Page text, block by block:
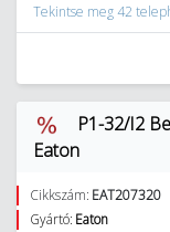
Tekintse meg 42
P1-32/I2
Eaton
Cikkszám: EAT207320
Gyártó: Eaton